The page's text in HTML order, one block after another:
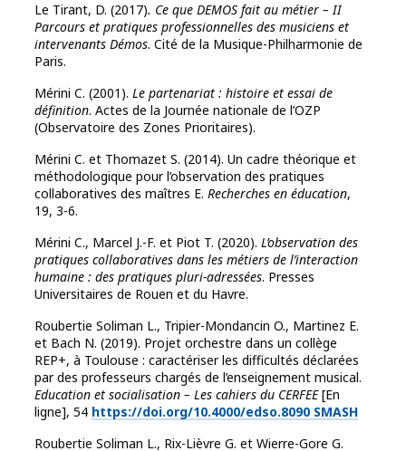
Le Tirant, D. (2017). Ce que DEMOS fait au métier – II
Parcours et pratiques professionnelles des musiciens et
intervenants Démos. Cité de la Musique-Philharmonie de
Paris.
Mérini C. (2001). Le partenariat : histoire et essai de
définition. Actes de la Journée nationale de l’OZP
(Observatoire des Zones Prioritaires).
Mérini C. et Thomazet S. (2014). Un cadre théorique et
méthodologique pour l’observation des pratiques
collaboratives des maîtres E. Recherches en éducation,
19, 3-6.
Mérini C., Marcel J.-F. et Piot T. (2020). L’observation des
pratiques collaboratives dans les métiers de l’interaction
humaine : des pratiques pluri-adressées. Presses
Universitaires de Rouen et du Havre.
Roubertie Soliman L., Tripier-Mondancin O., Martinez E.
et Bach N. (2019). Projet orchestre dans un collège
REP+, à Toulouse : caractériser les difficultés déclarées
par des professeurs chargés de l’enseignement musical.
Education et socialisation – Les cahiers du CERFEE[En
ligne], 54 https://doi.org/10.4000/edso.8090 SMASH
Roubertie Soliman L., Rix-Lièvre G. et Wierre-Gore G.